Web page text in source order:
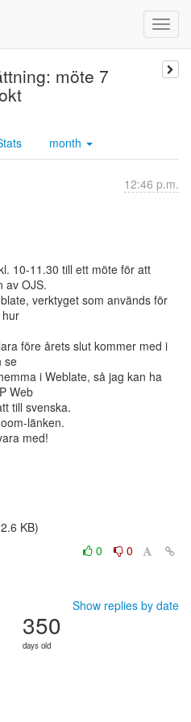
möte 7
month
12:46 p.m.
10-11.30 till ett möte för att
av OJS.
verktyget som används för
före årets slut kommer med i
se
i Weblate, så jag kan ha
Web
till svenska.
länken.
med!
KB)
0
0
Show replies by date
350
days old